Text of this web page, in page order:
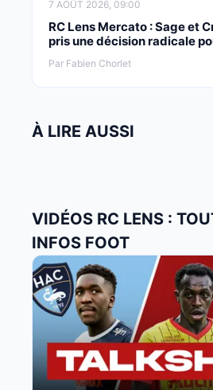
7 AOÛT 2026, 09:00
RC Lens Mercato : Sage et
pris une décision radicale
Par Fabien Chorlet
À LIRE AUSSI
VIDÉOS RC LENS :
INFOS FOOT